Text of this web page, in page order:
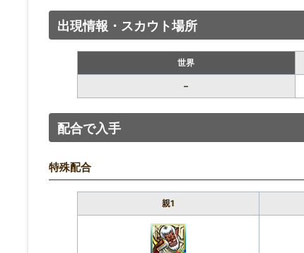
出現情報・スカウト場所
世界
–
配合で入手
特殊配合
親1